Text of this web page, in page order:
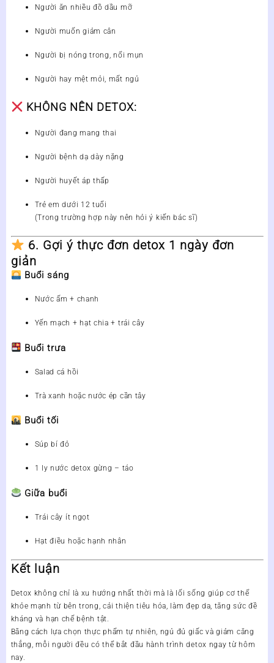
Người ăn nhiều đồ dầu mỡ
Người muốn giảm cân
Người bị nóng trong, nổi mụn
Người hay mệt mỏi, mất ngủ
KHÔNG NÊN DETOX:
Người đang mang thai
Người bệnh dạ dày nặng
Người huyết áp thấp
Trẻ em dưới 12 tuổi
(Trong trường hợp này nên hỏi ý kiến bác sĩ)
6. Gợi ý thực đơn detox 1 ngày đơn
giản
Buổi sáng
Nước ấm + chanh
Yến mạch + hạt chia + trái cây
Buổi trưa
Salad cá hồi
Trà xanh hoặc nước ép cần tây
Buổi tối
Súp bí đỏ
1 ly nước detox gừng – táo
Giữa buổi
Trái cây ít ngọt
Hạt điều hoặc hạnh nhân
Kết luận
Detox không chỉ là xu hướng nhất thời mà là lối sống giúp cơ thể
khỏe mạnh từ bên trong, cải thiện tiêu hóa, làm đẹp da, tăng sức đề
kháng và hạn chế bệnh tật.
Bằng cách lựa chọn thực phẩm tự nhiên, ngủ đủ giấc và giảm căng
thẳng, mỗi người đều có thể bắt đầu hành trình detox ngay từ hôm
nay.